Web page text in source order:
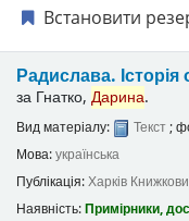
Встановити
Радислава.
за Гнатко, Дарина.
Вид матеріалу: Текст;
Мова:українська
Публікація:Харків
Наявність:Примірники,